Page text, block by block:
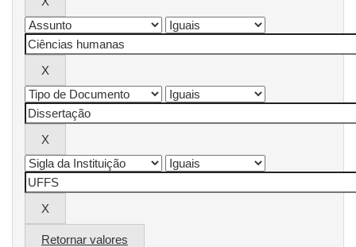
Retornar valores